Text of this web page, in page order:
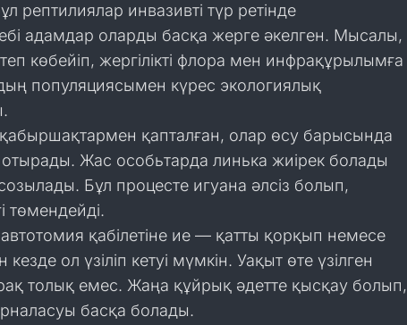
рептилиялар инвазивті түр ретінде
адамдар оларды басқа жерге әкелген. Мысалы,
көбейіп, жергілікті флора мен инфрақұрылымға
популяциясымен күрес экологиялық
қабыршақтармен қапталған, олар өсу барысында
отырады. Жас особьтарда линька жиірек болады
Бұл процесте игуана әлсіз болып,
төмендейді.
қабілетіне ие — қатты қорқып немесе
ол үзіліп кетуі мүмкін. Уақыт өте үзілген
толық емес. Жаңа құйрық әдетте қысқау болып,
басқа болады.